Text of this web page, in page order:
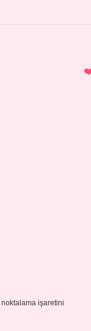
noktalama işaretini